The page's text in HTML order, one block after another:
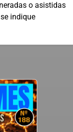
o asistidas
indique